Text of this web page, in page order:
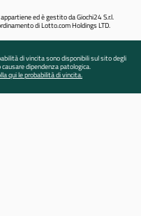
ed è gestito da Giochi24 S.r.l.
di Lotto.com Holdings LTD.
di vincita sono disponibili sul sito degli
dipendenza patologica.
qui le probabilità di vincita.